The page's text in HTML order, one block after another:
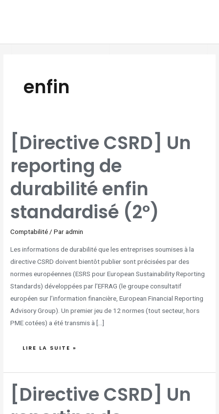
enfin
[Directive CSRD] Un
reporting de
durabilité enfin
standardisé (2°)
Comptabilité/ Paradmin
Les informations de durabilité que les entreprises soumises à la
directive CSRD doivent bientôt publier sont précisées par des
normes européennes (ESRS pour European Sustainability Reporting
Standards) développées par l’EFRAG (le groupe consultatif
européen sur l’information financière, European Financial Reporting
Advisory Group). Un premier jeu de 12 normes (tout secteur, hors
PME cotées) a été transmis à […]
[DIRECTIVE
CSRD]
UN
REPORTING
DURABILITÉ
ENFIN
STANDARDISÉ
(2°)
LIRE LA SUITE »
[Directive CSRD] Un
CSRD]
UN
REPORTING